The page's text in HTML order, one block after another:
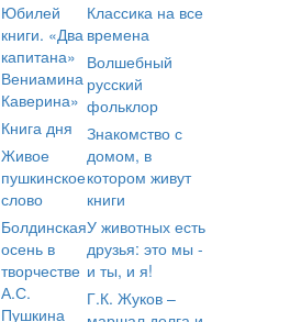
Юбилей
книги. «Два
капитана»
Вениамина
Каверина»
Книга дня
Живое
пушкинское
слово
Болдинская
осень в
творчестве
А.С.
Пушкина
Классика на все
времена
Волшебный
русский
фольклор
Знакомство с
домом, в
котором живут
книги
У животных есть
друзья: это мы -
и ты, и я!
Г.К. Жуков –